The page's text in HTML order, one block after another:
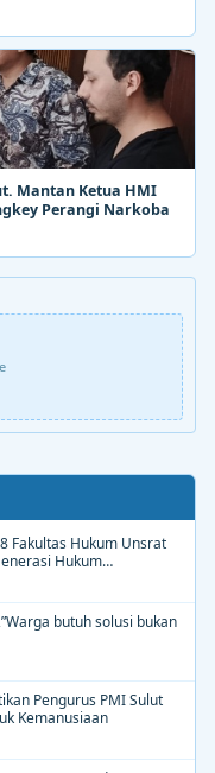
Mantan Ketua HMI
Perangi Narkoba
Fakultas Hukum Unsrat
Hukum
bukan
Pengurus PMI Sulut
Kemanusiaan